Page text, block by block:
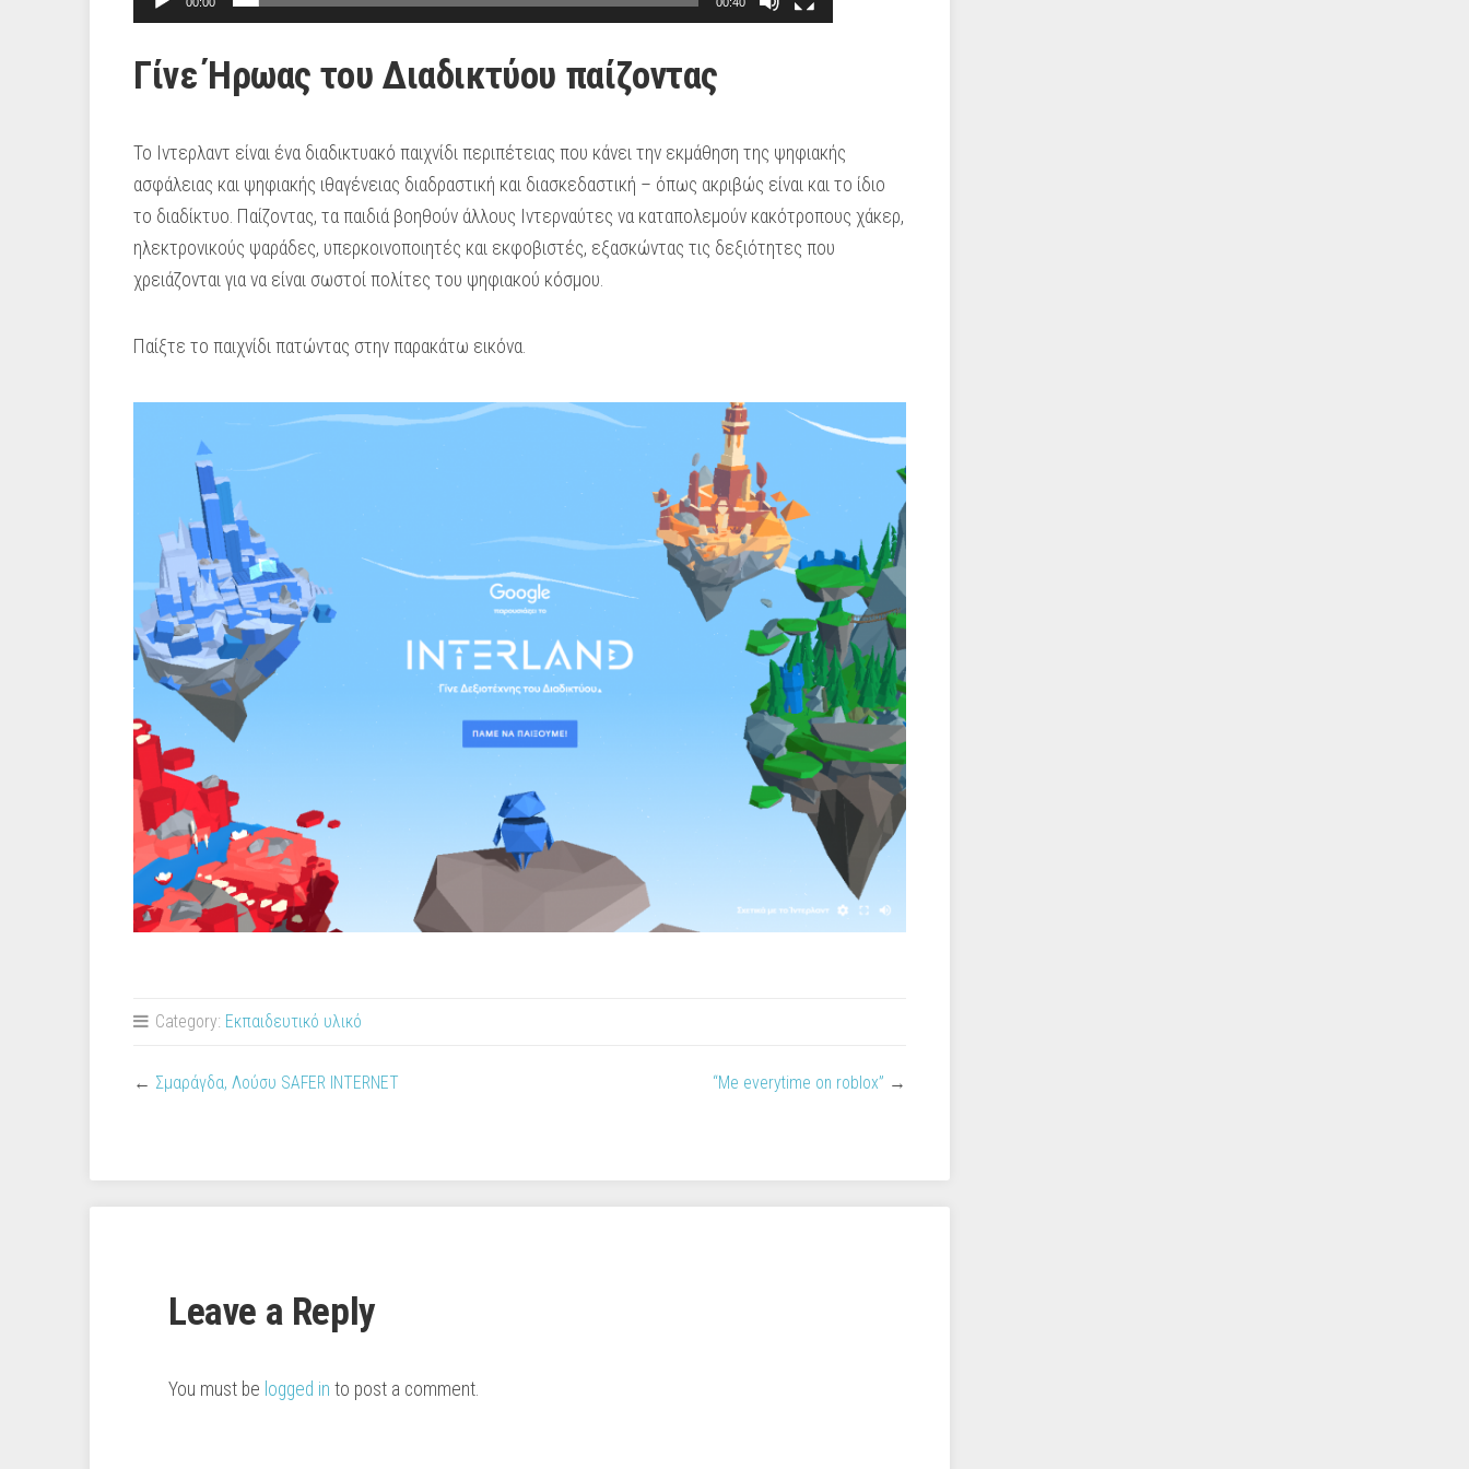
00:00 00:40
Γίνε Ήρωας του Διαδικτύου παίζοντας
Το Ιντερλαντ είναι ένα διαδικτυακό παιχνίδι περιπέτειας που κάνει την εκμάθηση της ψηφιακής
ασφάλειας και ψηφιακής ιθαγένειας διαδραστική και διασκεδαστική – όπως ακριβώς είναι και το ίδιο
το διαδίκτυο. Παίζοντας, τα παιδιά βοηθούν άλλους Ιντερναύτες να καταπολεμούν κακότροπους χάκερ,
ηλεκτρονικούς ψαράδες, υπερκοινοποιητές και εκφοβιστές, εξασκώντας τις δεξιότητες που
χρειάζονται για να είναι σωστοί πολίτες του ψηφιακού κόσμου.
Παίξτε το παιχνίδι πατώντας στην παρακάτω εικόνα.
Category: Εκπαιδευτικό υλικό
← Σμαράγδα, Λούσυ SAFER INTERNET “Me everytime on roblox” →
Leave a Reply
You must be logged in to post a comment.